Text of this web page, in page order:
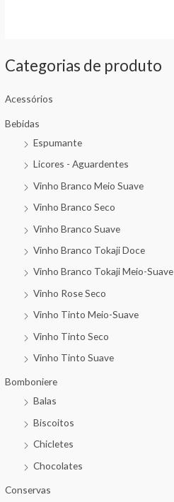
Categorias de produto
Acessórios
Bebidas
Espumante
Licores - Aguardentes
Vinho Branco Meio Suave
Vinho Branco Seco
Vinho Branco Suave
Vinho Branco Tokaji Doce
Vinho Branco Tokaji Meio-Suave
Vinho Rose Seco
Vinho Tinto Meio-Suave
Vinho Tinto Seco
Vinho Tinto Suave
Bomboniere
Balas
Biscoitos
Chicletes
Chocolates
Conservas